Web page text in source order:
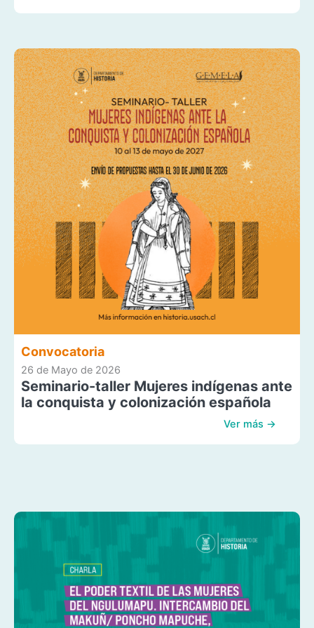
Convocatoria
26 de Mayo de 2026
Seminario-taller Mujeres indígenas ante
la conquista y colonización española
Ver más →